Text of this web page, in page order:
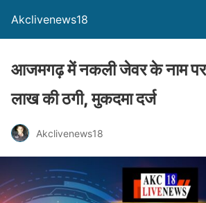
Akclivenews18
आजमगढ़ में नकली जेवर के नाम पर
लाख की ठगी, मुकदमा दर्ज
Akclivenews18